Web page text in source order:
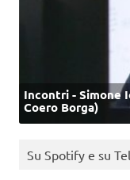
Incontri - Simone
Coero Borga)
Su Spotify e su